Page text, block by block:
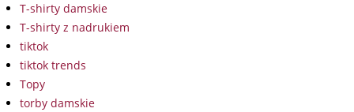
T-shirty damskie
T-shirty z nadrukiem
tiktok
tiktok trends
Topy
torby damskie